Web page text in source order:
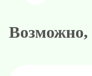
Возможно,